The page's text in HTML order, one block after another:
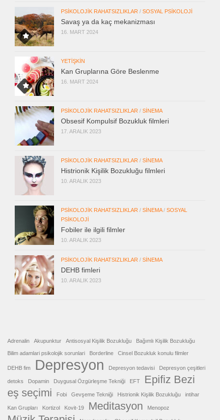
PSIKOLOJIK RAHATSIZLIKLAR / SOSYAL PSIKOLOJI
Savaş ya da kaç mekanizması
16. MART 2024
YETIŞKIN
Kan Gruplarına Göre Beslenme
16. MART 2024
PSIKOLOJIK RAHATSIZLIKLAR / SINEMA
Obsesif Kompulsif Bozukluk filmleri
17. ARALIK 2023
PSIKOLOJIK RAHATSIZLIKLAR / SINEMA
Histrionik Kişilik Bozukluğu filmleri
10. ARALIK 2023
PSIKOLOJIK RAHATSIZLIKLAR / SINEMA/ SOSYAL
PSIKOLOJI
Fobiler ile ilgili filmler
10. ARALIK 2023
PSIKOLOJIK RAHATSIZLIKLAR / SINEMA
DEHB fimleri
10. ARALIK 2023
Adrenalin Akupunktur Antisosyal Kişilik Bozukluğu Bağımlı Kişilik Bozukluğu
Bilim adamlari psikolojik sorunlari Borderline Cinsel Bozukluk konulu filmler
DEHB fim Depresyon Depresyon tedavisi Depresyon çeşitleri
detoks Dopamin Duygusal Özgürleşme Tekniği EFT
Epifiz Bezi
eş seçimi
Fobi Gevşeme Tekniği Histrionik Kişilik Bozukluğu intihar
Kan Grupları Kortizol Kovit-19 Meditasyon Menopoz